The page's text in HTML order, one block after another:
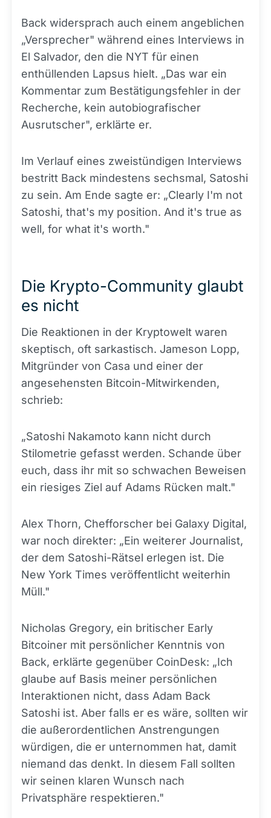
Back widersprach auch einem angeblichen
„Versprecher" während eines Interviews in
El Salvador, den die NYT für einen
enthüllenden Lapsus hielt. „Das war ein
Kommentar zum Bestätigungsfehler in der
Recherche, kein autobiografischer
Ausrutscher", erklärte er.
Im Verlauf eines zweistündigen Interviews
bestritt Back mindestens sechsmal, Satoshi
zu sein. Am Ende sagte er: „Clearly I'm not
Satoshi, that's my position. And it's true as
well, for what it's worth."
Die Krypto-Community glaubt
es nicht
Die Reaktionen in der Kryptowelt waren
skeptisch, oft sarkastisch. Jameson Lopp,
Mitgründer von Casa und einer der
angesehensten Bitcoin-Mitwirkenden,
schrieb:
„Satoshi Nakamoto kann nicht durch
Stilometrie gefasst werden. Schande über
euch, dass ihr mit so schwachen Beweisen
ein riesiges Ziel auf Adams Rücken malt."
Alex Thorn, Chefforscher bei Galaxy Digital,
war noch direkter: „Ein weiterer Journalist,
der dem Satoshi-Rätsel erlegen ist. Die
New York Times veröffentlicht weiterhin
Müll."
Nicholas Gregory, ein britischer Early
Bitcoiner mit persönlicher Kenntnis von
Back, erklärte gegenüber CoinDesk: „Ich
glaube auf Basis meiner persönlichen
Interaktionen nicht, dass Adam Back
Satoshi ist. Aber falls er es wäre, sollten wir
die außerordentlichen Anstrengungen
würdigen, die er unternommen hat, damit
niemand das denkt. In diesem Fall sollten
wir seinen klaren Wunsch nach
Privatsphäre respektieren."